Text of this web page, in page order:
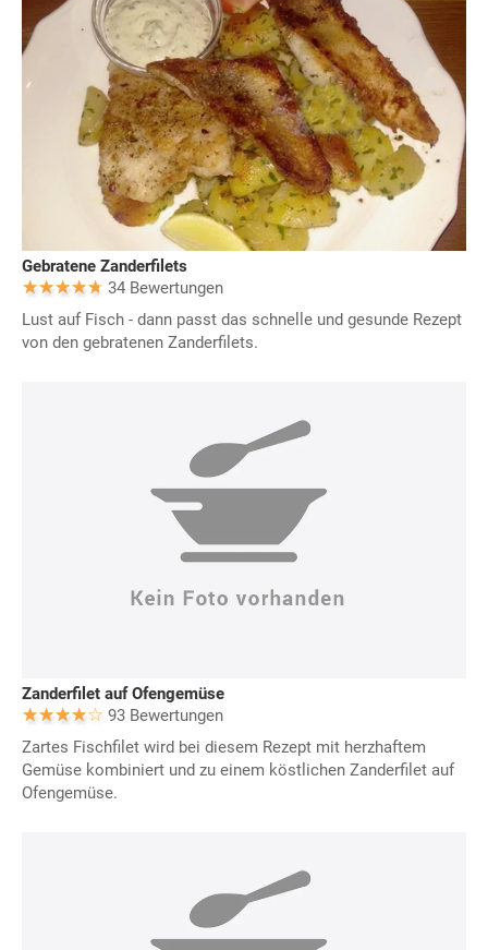
Gebratene Zanderfilets
34 Bewertungen
Lust auf Fisch - dann passt das schnelle und gesunde Rezept
von den gebratenen Zanderfilets.
Zanderfilet auf Ofengemüse
93 Bewertungen
Zartes Fischfilet wird bei diesem Rezept mit herzhaftem
Gemüse kombiniert und zu einem köstlichen Zanderfilet auf
Ofengemüse.